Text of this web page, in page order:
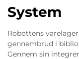
System
Robottens
gennembrud i
Gennem sin